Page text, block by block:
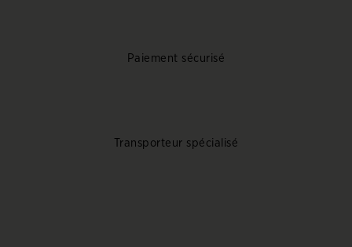
Paiement sécurisé
Transporteur spécialisé